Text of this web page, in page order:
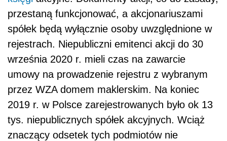
przestaną funkcjonować, a akcjonariuszami
spółek będą wyłącznie osoby uwzględnione w
rejestrach. Niepubliczni emitenci akcji do 30
września 2020 r. mieli czas na zawarcie
umowy na prowadzenie rejestru z wybranym
przez WZA domem maklerskim. Na koniec
2019 r. w Polsce zarejestrowanych było ok 13
tys. niepublicznych spółek akcyjnych. Wciąż
znaczący odsetek tych podmiotów nie